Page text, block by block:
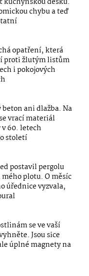
chybu a teď
opatření, která
proti žlutým listům
i pokojových
beton ani dlažba. Na
vrací materiál
60. letech
století
postavil pergolu
mého plotu. O měsíc
úřednice vyzvala,
se ve vaší
Jsou sice
úplné magnety na